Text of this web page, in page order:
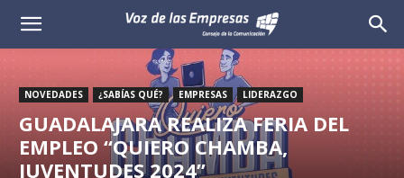
Voz
Empresas
NOVEDADES ¿SABÍAS QUÉ? EMPRESAS LIDERAZGO
GUADALAJARA REALIZA FERIA DEL
EMPLEO “QUIERO CHAMBA,
JUVENTUDES 2024”